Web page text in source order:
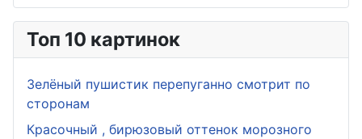
Топ 10 картинок
Зелёный пушистик перепуганно смотрит по
сторонам
Красочный , бирюзовый оттенок морозного